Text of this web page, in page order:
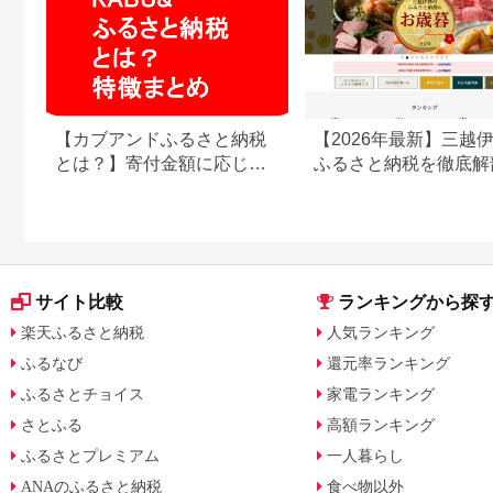
【カブアンドふるさと納税
とは？】寄付金額に応じて
【2026年最新】三越
ふるさと納税を徹底
サイト比較
楽天ふるさと納税
ふるなび
ふるさとチョイス
さとふる
ふるさとプレミアム
ANAのふるさと納税
ランキングから探
人気ランキング
還元率ランキング
家電ランキング
高額ランキング
一人暮らし
食べ物以外